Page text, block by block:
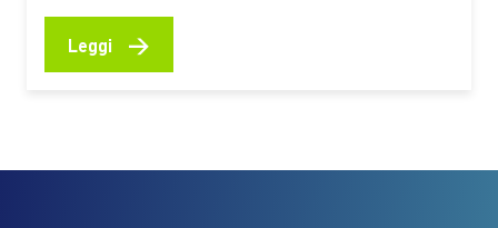
alla resilienza degli ecosistemi costieri. Scopri come
funzionano, quali benefici offrono e quali
Leggi →